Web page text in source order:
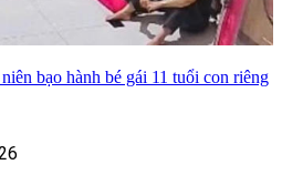
bạo hành bé gái 11 tuổi con riêng